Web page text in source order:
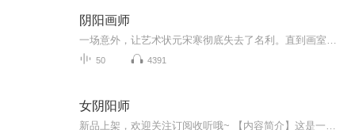
阴阳画师
50 4391
女阴阳师